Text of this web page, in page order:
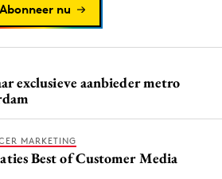
Abonneer nu
exclusieve aanbieder metro
MARKETING
Best of Customer Media